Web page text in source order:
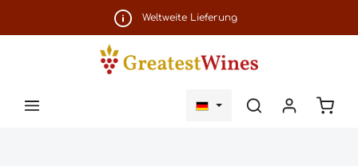
Zum Hauptinhalt springenWeltweite Lieferung